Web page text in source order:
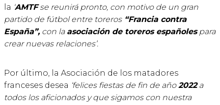
la AMTFse reunirá pronto, con motivo de un gran
partido de fútbol entre toreros“Francia contra
España”, con la asociación de toreros españolespara
crear nuevas relaciones’.
Por último, la Asociación de los matadores
franceses desea ‘felices fiestas de fin de año2022a
todos los aficionados y que sigamos con nuestra